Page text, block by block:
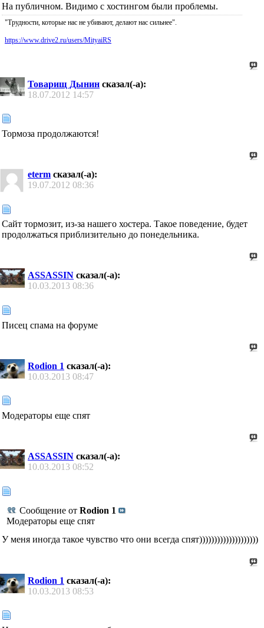
На публичном. Видимо с хостингом были проблемы.
"Трудности, которые нас не убивают, делают нас сильнее".
https://www.drive2.ru/users/MityaiRS
Товарищ Дынин сказал(-а):
18.07.2012 14:57
Тормоза продолжаются!
eterm сказал(-а):
19.07.2012 08:36
Сайт тормозит, из-за нашего хостера. Такое поведение, будет
продолжаться приблизительно до понедельника.
ASSASSIN сказал(-а):
10.03.2013 08:36
Писец спама на форуме
Rodion 1 сказал(-а):
10.03.2013 08:47
Модераторы еще спят
ASSASSIN сказал(-а):
10.03.2013 08:52
Сообщение от Rodion 1
Модераторы еще спят
У меня иногда такое чувство что они всегда спят))))))))))))))))))))
Rodion 1 сказал(-а):
10.03.2013 08:53